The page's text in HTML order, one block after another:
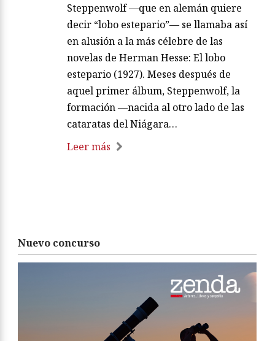
Steppenwolf —que en alemán quiere
decir “lobo estepario”— se llamaba así
en alusión a la más célebre de las
novelas de Herman Hesse: El lobo
estepario (1927). Meses después de
aquel primer álbum, Steppenwolf, la
formación —nacida al otro lado de las
cataratas del Niágara…
Leer más
Nuevo concurso